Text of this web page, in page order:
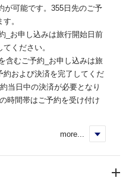
が可能です。355日先のご予
。
_お申し込みは旅行開始日前
ください。
含むご予約_お申し込みは旅
約および決済を完了してくだ
当日中の決済が必要となり
時間帯はご予約を受け付け
more...
く